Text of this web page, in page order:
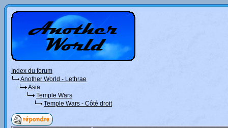
Index du forum
Another World - Lethrae
Asia
Temple Wars
Temple Wars - Côté droit